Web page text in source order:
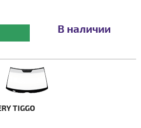
В наличии
TIGGO